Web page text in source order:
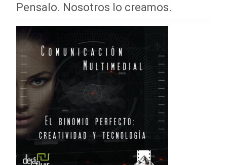
Pensalo. Nosotros lo creamos.